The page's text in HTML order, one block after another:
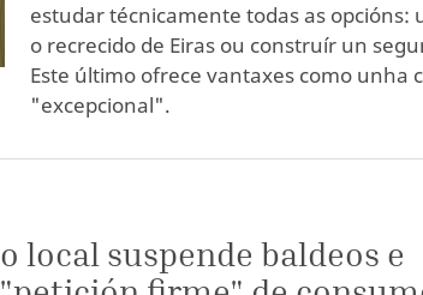
estudar técnicamente todas as opcións:
o recrecido de Eiras ou construír un
Este último ofrece vantaxes como unha
"excepcional".
local suspende baldeos e